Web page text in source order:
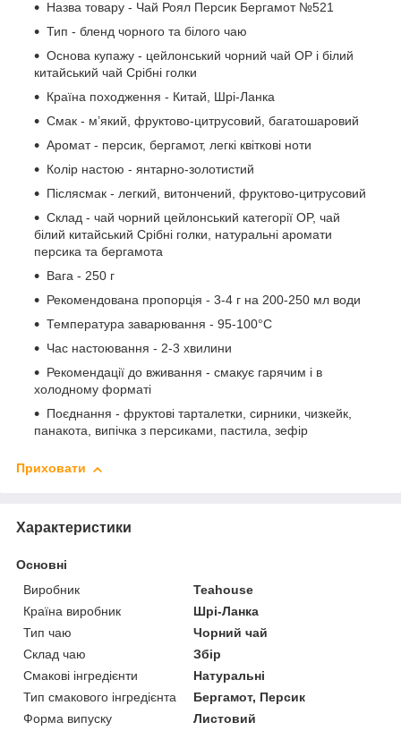
Назва товару - Чай Роял Персик Бергамот №521
Тип - бленд чорного та білого чаю
Основа купажу - цейлонський чорний чай OP і білий
китайський чай Срібні голки
Країна походження - Китай, Шрі-Ланка
Смак - м’який, фруктово-цитрусовий, багатошаровий
Аромат - персик, бергамот, легкі квіткові ноти
Колір настою - янтарно-золотистий
Післясмак - легкий, витончений, фруктово-цитрусовий
Склад - чай чорний цейлонський категорії OP, чай
білий китайський Срібні голки, натуральні аромати
персика та бергамота
Вага - 250 г
Рекомендована пропорція - 3-4 г на 200-250 мл води
Температура заварювання - 95-100°C
Час настоювання - 2-3 хвилини
Рекомендації до вживання - смакує гарячим і в
холодному форматі
Поєднання - фруктові тарталетки, сирники, чизкейк,
панакота, випічка з персиками, пастила, зефір
Приховати
Характеристики
Основні
Виробник
Teahouse
Країна виробник
Шрі-Ланка
Тип чаю
Чорний чай
Склад чаю
Збір
Смакові інгредієнти
Натуральні
Тип смакового інгредієнта
Бергамот, Персик
Форма випуску
Листовий